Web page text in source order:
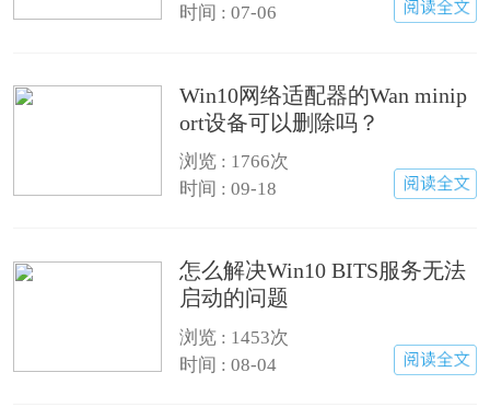
时间 : 07-06
Win10网络适配器的Wan minip
ort设备可以删除吗？
浏览 : 1766次
时间 : 09-18
怎么解决Win10 BITS服务无法
启动的问题
浏览 : 1453次
时间 : 08-04